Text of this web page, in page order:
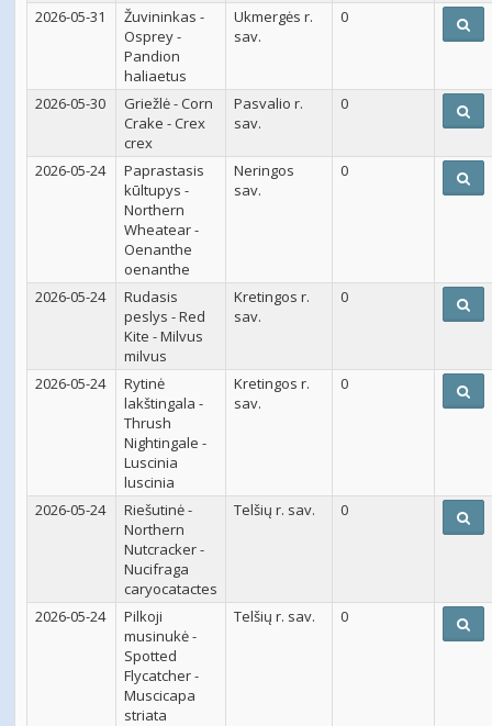
2026-05-31
Žuvininkas -
Osprey -
Pandion
haliaetus
Ukmergės r.
sav.
0
2026-05-30
Griežlė - Corn
Crake - Crex
crex
Pasvalio r.
sav.
0
2026-05-24
Paprastasis
kūltupys -
Northern
Wheatear -
Oenanthe
oenanthe
Neringos
sav.
0
2026-05-24
Rudasis
peslys - Red
Kite - Milvus
milvus
Kretingos r.
sav.
0
2026-05-24
Rytinė
lakštingala -
Thrush
Nightingale -
Luscinia
luscinia
Kretingos r.
sav.
0
2026-05-24
Riešutinė -
Northern
Nutcracker -
Nucifraga
caryocatactes
Telšių r. sav. 0
2026-05-24
Pilkoji
musinukė -
Spotted
Flycatcher -
Muscicapa
striata
Telšių r. sav. 0